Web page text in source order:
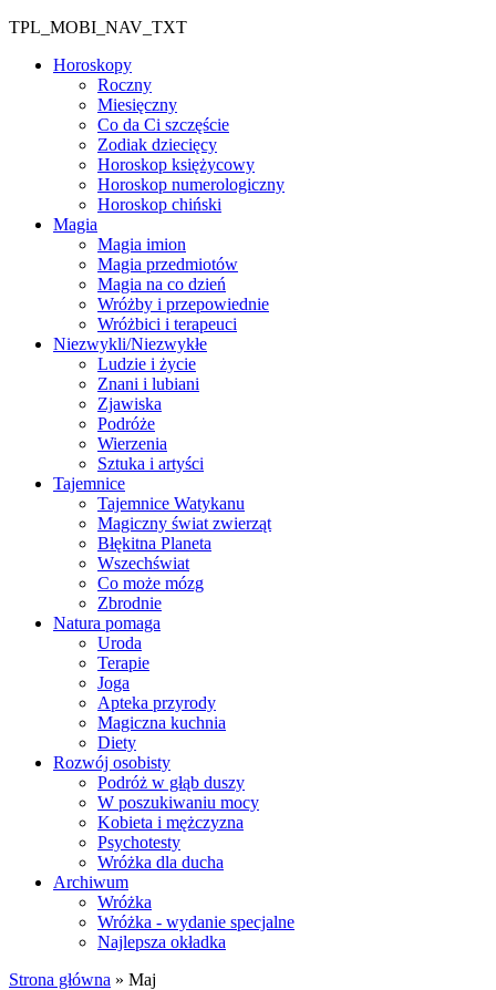
TPL_MOBI_NAV_TXT
Horoskopy
Roczny
Miesięczny
Co da Ci szczęście
Zodiak dziecięcy
Horoskop księżycowy
Horoskop numerologiczny
Horoskop chiński
Magia
Magia imion
Magia przedmiotów
Magia na co dzień
Wróżby i przepowiednie
Wróżbici i terapeuci
Niezwykli/Niezwykłe
Ludzie i życie
Znani i lubiani
Zjawiska
Podróże
Wierzenia
Sztuka i artyści
Tajemnice
Tajemnice Watykanu
Magiczny świat zwierząt
Błękitna Planeta
Wszechświat
Co może mózg
Zbrodnie
Natura pomaga
Uroda
Terapie
Joga
Apteka przyrody
Magiczna kuchnia
Diety
Rozwój osobisty
Podróż w głąb duszy
W poszukiwaniu mocy
Kobieta i mężczyzna
Psychotesty
Wróżka dla ducha
Archiwum
Wróżka
Wróżka - wydanie specjalne
Najlepsza okładka
Strona główna » Maj